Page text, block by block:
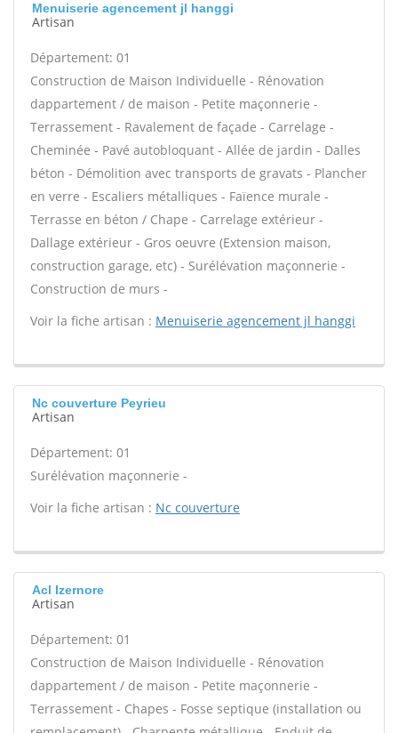
Menuiserie agencement jl hanggi
Artisan
Département: 01
Construction de Maison Individuelle - Rénovation
dappartement / de maison - Petite maçonnerie -
Terrassement - Ravalement de façade - Carrelage -
Cheminée - Pavé autobloquant - Allée de jardin - Dalles
béton - Démolition avec transports de gravats - Plancher
en verre - Escaliers métalliques - Faïence murale -
Terrasse en béton / Chape - Carrelage extérieur -
Dallage extérieur - Gros oeuvre (Extension maison,
construction garage, etc) - Surélévation maçonnerie -
Construction de murs -
Voir la fiche artisan : Menuiserie agencement jl hanggi
Nc couverture Peyrieu
Artisan
Département: 01
Surélévation maçonnerie -
Voir la fiche artisan : Nc couverture
Acl Izernore
Artisan
Département: 01
Construction de Maison Individuelle - Rénovation
dappartement / de maison - Petite maçonnerie -
Terrassement - Chapes - Fosse septique (installation ou